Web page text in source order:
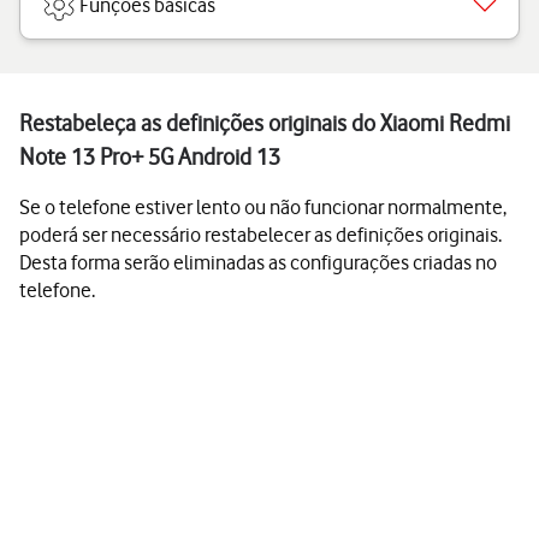
Funções básicas
Restabeleça as definições originais do Xiaomi Redmi
Note 13 Pro+ 5G Android 13
Se o telefone estiver lento ou não funcionar normalmente,
poderá ser necessário restabelecer as definições originais.
Desta forma serão eliminadas as configurações criadas no
telefone.